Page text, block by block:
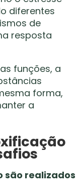
diferentes
de
resposta
funções, a
forma,
a
são realizados